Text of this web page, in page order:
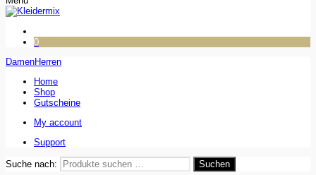
0
DamenHerren
Home
Shop
Gutscheine
My account
Support
Suche nach: Suchen